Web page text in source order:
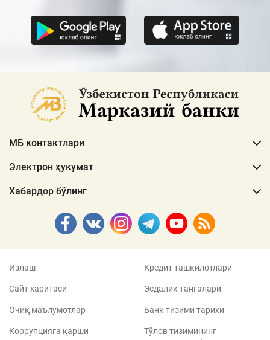
МБ контактлари
Электрон ҳукумат
Хабардор бўлинг
Излаш
Сайт харитаси
Очиқ маълумотлар
Коррупцияга қарши
Кредит ташкилотлари
Эсдалик тангалари
Банк тизими тарихи
Тўлов тизимининг